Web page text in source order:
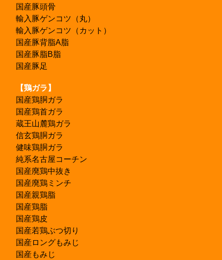
国産豚頭骨
輸入豚ゲンコツ（丸）
輸入豚ゲンコツ（カット）
国産豚背脂A脂
国産豚脂B脂
国産豚足
【鶏ガラ】
国産鶏胴ガラ
国産鶏首ガラ
蔵王山麓鶏ガラ
信玄鶏胴ガラ
健味鶏胴ガラ
純系名古屋コーチン
国産廃鶏中抜き
国産廃鶏ミンチ
国産親鶏脂
国産鶏脂
国産鶏皮
国産若鶏ぶつ切り
国産ロングもみじ
国産もみじ